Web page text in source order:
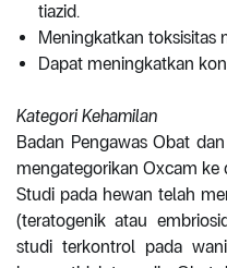
tiazid.
Meningkatkan toksisitas
Dapat meningkatkan
Kategori Kehamilan
Badan Pengawas Obat
mengategorikan Oxcam ke
Studi pada hewan telah
(teratogenik atau
studi terkontrol pada